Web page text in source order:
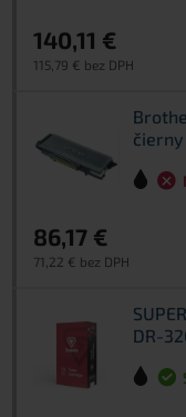
140,11 €
115,79 € bez DPH
čierny
86,17 €
71,22 € bez DPH
DR-